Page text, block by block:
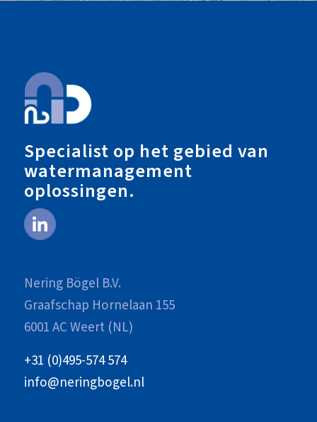
Specialist op het gebied van
watermanagement
oplossingen.
Nering Bögel B.V.
Graafschap Hornelaan 155
6001 AC Weert (NL)
+31 (0)495-574 574
info@neringbogel.nl